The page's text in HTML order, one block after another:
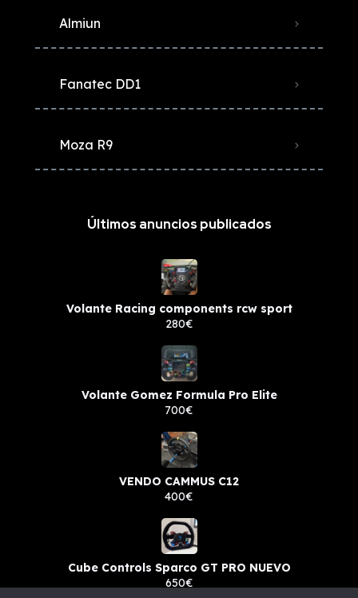
Almiun
Fanatec DD1
Moza R9
Últimos anuncios publicados
Volante Racing components rcw sport
280€
Volante Gomez Formula Pro Elite
700€
VENDO CAMMUS C12
400€
Cube Controls Sparco GT PRO NUEVO
650€